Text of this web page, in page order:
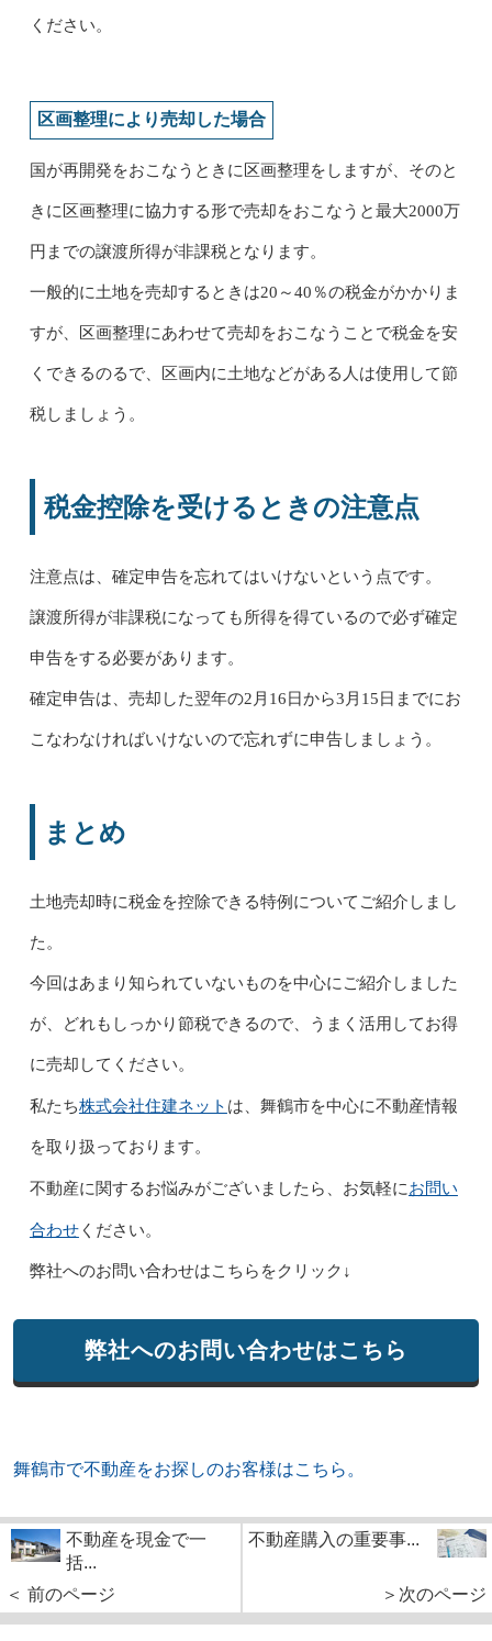
ください。
区画整理により売却した場合
国が再開発をおこなうときに区画整理をしますが、そのと
きに区画整理に協力する形で売却をおこなうと最大2000万
円までの譲渡所得が非課税となります。
一般的に土地を売却するときは20～40％の税金がかかりま
すが、区画整理にあわせて売却をおこなうことで税金を安
くできるのるで、区画内に土地などがある人は使用して節
税しましょう。
税金控除を受けるときの注意点
注意点は、確定申告を忘れてはいけないという点です。
譲渡所得が非課税になっても所得を得ているので必ず確定
申告をする必要があります。
確定申告は、売却した翌年の2月16日から3月15日までにお
こなわなければいけないので忘れずに申告しましょう。
まとめ
土地売却時に税金を控除できる特例についてご紹介しまし
た。
今回はあまり知られていないものを中心にご紹介しました
が、どれもしっかり節税できるので、うまく活用してお得
に売却してください。
私たち株式会社住建ネット は、舞鶴市を中心に不動産情報
を取り扱っております。
不動産に関するお悩みがございましたら、お気軽にお問い
合わせください。
弊社へのお問い合わせはこちらをクリック↓
弊社へのお問い合わせはこちら
舞鶴市で不動産をお探しのお客様はこちら。
不動産を現金で一
括...
＜ 前のページ
不動産購入の重要事...
＞次のページ